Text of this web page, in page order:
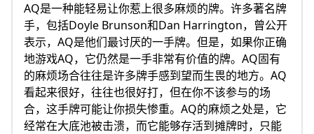
AQ是一种能轻易让你惹上很多麻烦的牌。许多著名牌
手，包括Doyle Brunson和Dan Harrington，曾公开
表示，AQ是他们最讨厌的一手牌。但是，如果你正确
地游戏AQ，它仍然是一手非常有价值的牌。AQ固有
的麻烦场合往往是许多牌手感到望而生畏的地方。AQ
看起来很好，往往也很好打，但在你不该参与的场
合，这手牌可能让你损失惨重。AQ的麻烦之处是，它
经常在大底池被击溃，而它能够存活到摊牌时，只能